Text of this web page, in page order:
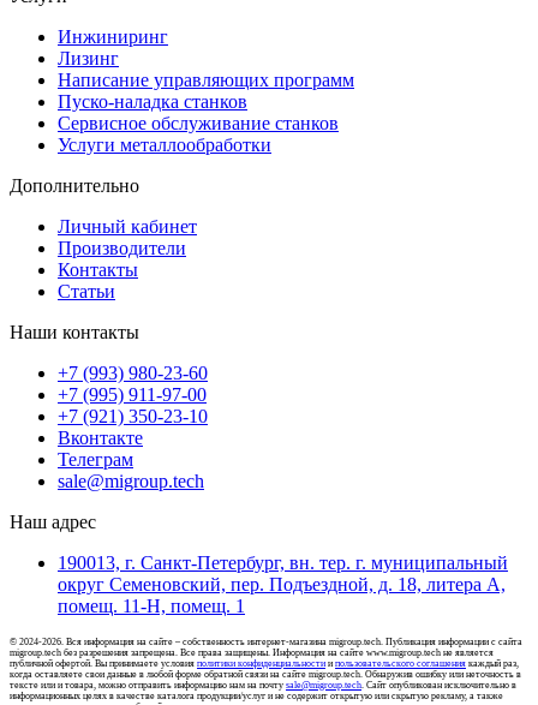
Инжиниринг
Лизинг
Написание управляющих программ
Пуско-наладка станков
Сервисное обслуживание станков
Услуги металлообработки
Дополнительно
Личный кабинет
Производители
Контакты
Статьи
Наши контакты
+7 (993) 980-23-60
+7 (995) 911-97-00
+7 (921) 350-23-10
Вконтакте
Телеграм
sale@migroup.tech
Наш адрес
190013, г. Санкт-Петербург, вн. тер. г. муниципальный
округ Семеновский, пер. Подъездной, д. 18, литера А,
помещ. 11-Н, помещ. 1
© 2024-2026. Вся информация на сайте – собственность интернет-магазина migroup.tech. Публикация информации с сайта
migroup.tech без разрешения запрещена. Все права защищены. Информация на сайте www.migroup.tech не является
публичной офертой. Вы принимаете условия политики конфиденциальности и пользовательского соглашения каждый раз,
когда оставляете свои данные в любой форме обратной связи на сайте migroup.tech. Обнаружив ошибку или неточность в
тексте или и товара, можно отправить информацию нам на почту sale@migroup.tech. Сайт опубликован исключительно в
информационных целях в качестве каталога продукции/услуг и не содержит открытую или скрытую рекламу, а также